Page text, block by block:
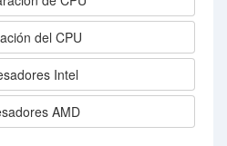
del CPU
Intel
AMD